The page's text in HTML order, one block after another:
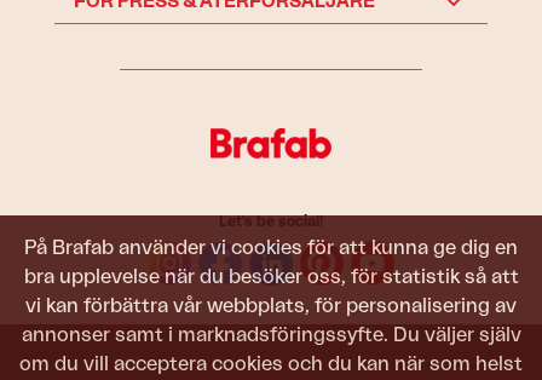
På Brafab använder vi cookies för att kunna ge dig en
bra upplevelse när du besöker oss, för statistik så att
vi kan förbättra vår webbplats, för personalisering av
annonser samt i marknadsföringssyfte. Du väljer själv
om du vill acceptera cookies och du kan när som helst
Let's be social!